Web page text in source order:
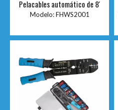
Pelacables automático de 8'
Modelo: FHWS2001